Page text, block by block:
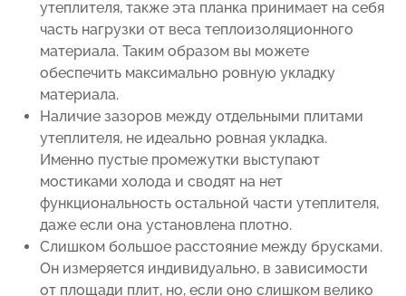
утеплителя, также эта планка принимает на себя
часть нагрузки от веса теплоизоляционного
материала. Таким образом вы можете
обеспечить максимально ровную укладку
материала.
Наличие зазоров между отдельными плитами
утеплителя, не идеально ровная укладка.
Именно пустые промежутки выступают
мостиками холода и сводят на нет
функциональность остальной части утеплителя,
даже если она установлена плотно.
Слишком большое расстояние между брусками.
Он измеряется индивидуально, в зависимости
от площади плит, но, если оно слишком велико